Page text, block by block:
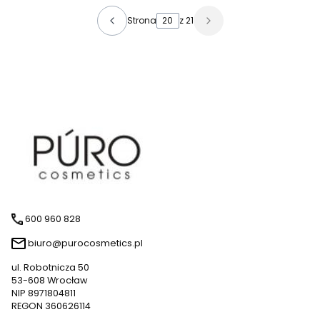
Strona z 21
600 960 828
biuro@purocosmetics.pl
ul. Robotnicza 50
53-608 Wrocław
NIP 8971804811
REGON 360626114